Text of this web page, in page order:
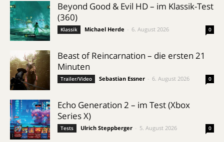
Beyond Good & Evil HD – im Klassik-Test
(360)
Klassik Michael Herde 6. August 2026 0
Beast of Reincarnation – die ersten 21
Minuten
Trailer/Video Sebastian Essner 6. August 2026 0
Echo Generation 2 – im Test (Xbox
Series X)
Tests Ulrich Steppberger 5. August 2026 0